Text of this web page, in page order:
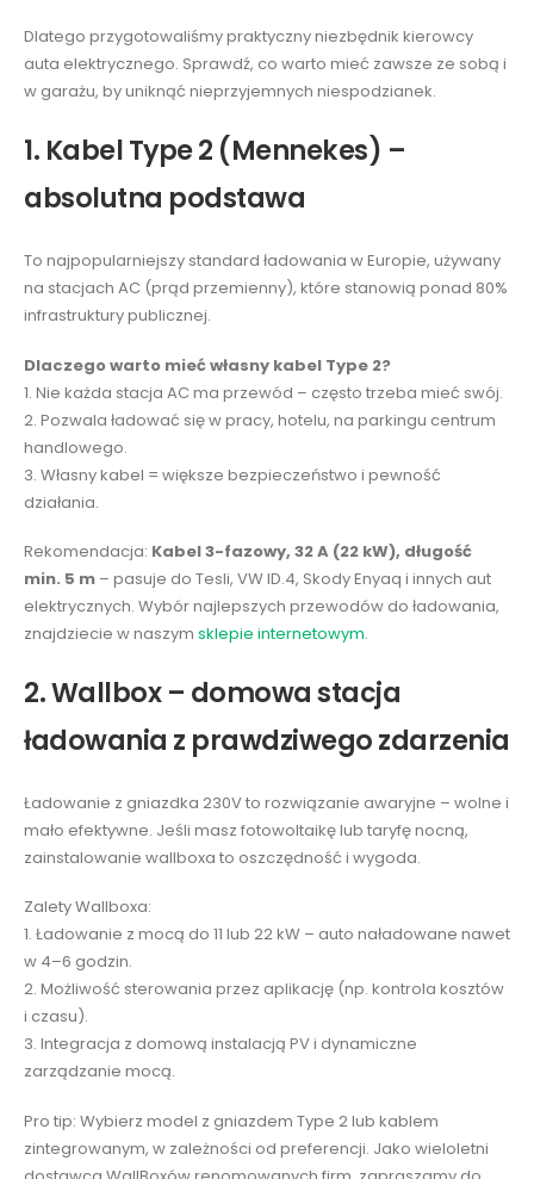
Dlatego przygotowaliśmy praktyczny niezbędnik kierowcy
auta elektrycznego. Sprawdź, co warto mieć zawsze ze sobą i
w garażu, by uniknąć nieprzyjemnych niespodzianek.
1. Kabel Type 2 (Mennekes) –
absolutna podstawa
To najpopularniejszy standard ładowania w Europie, używany
na stacjach AC (prąd przemienny), które stanowią ponad 80%
infrastruktury publicznej.
Dlaczego warto mieć własny kabel Type 2?
1. Nie każda stacja AC ma przewód – często trzeba mieć swój.
2. Pozwala ładować się w pracy, hotelu, na parkingu centrum
handlowego.
3. Własny kabel = większe bezpieczeństwo i pewność
działania.
Rekomendacja: Kabel 3-fazowy, 32 A (22 kW), długość
min. 5 m – pasuje do Tesli, VW ID.4, Skody Enyaq i innych aut
elektrycznych. Wybór najlepszych przewodów do ładowania,
znajdziecie w naszym sklepie internetowym.
2. Wallbox – domowa stacja
ładowania z prawdziwego zdarzenia
Ładowanie z gniazdka 230V to rozwiązanie awaryjne – wolne i
mało efektywne. Jeśli masz fotowoltaikę lub taryfę nocną,
zainstalowanie wallboxa to oszczędność i wygoda.
Zalety Wallboxa:
1. Ładowanie z mocą do 11 lub 22 kW – auto naładowane nawet
w 4–6 godzin.
2. Możliwość sterowania przez aplikację (np. kontrola kosztów
i czasu).
3. Integracja z domową instalacją PV i dynamiczne
zarządzanie mocą.
Pro tip: Wybierz model z gniazdem Type 2 lub kablem
zintegrowanym, w zależności od preferencji. Jako wieloletni